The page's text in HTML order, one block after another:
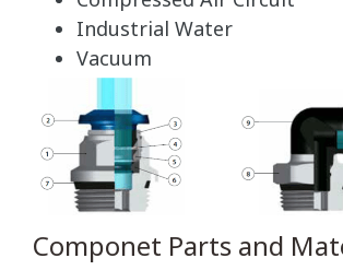
Industrial Water
Vacuum
Componet Parts and